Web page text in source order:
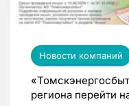
Новости компаний
региона перейти